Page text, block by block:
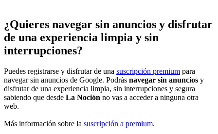
¿Quieres navegar sin anuncios y disfrutar
de una experiencia limpia y sin
interrupciones?
Puedes registrarse y disfrutar de una suscripción premium para
navegar sin anuncios de Google. Podrás navegar sin anuncios y
disfrutar de una experiencia limpia, sin interrupciones y segura
sabiendo que desde La Noción no vas a acceder a ninguna otra
web.
Más información sobre la suscripción a premium.